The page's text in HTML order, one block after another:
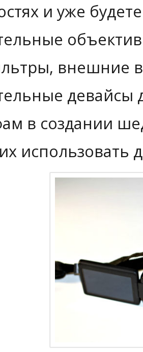
и уже
внешние
девайсы
в создании